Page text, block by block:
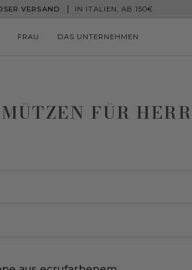
VERSAND IN ITALIEN, AB 150€
FRAU DAS UNTERNEHMEN
FÜR
SPAREN SIE30%